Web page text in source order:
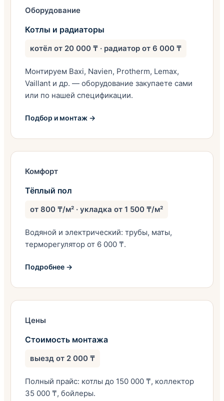
Оборудование
Котлы и радиаторы
котёл от 20 000 ₸ · радиатор от 6 000 ₸
Монтируем Baxi, Navien, Protherm, Lemax,
Vaillant и др. — оборудование закупаете сами
или по нашей спецификации.
Подбор и монтаж →
Комфорт
Тёплый пол
от 800 ₸/м² · укладка от 1 500 ₸/м²
Водяной и электрический: трубы, маты,
терморегулятор от 6 000 ₸.
Подробнее →
Цены
Стоимость монтажа
выезд от 2 000 ₸
Полный прайс: котлы до 150 000 ₸, коллектор
35 000 ₸, бойлеры.